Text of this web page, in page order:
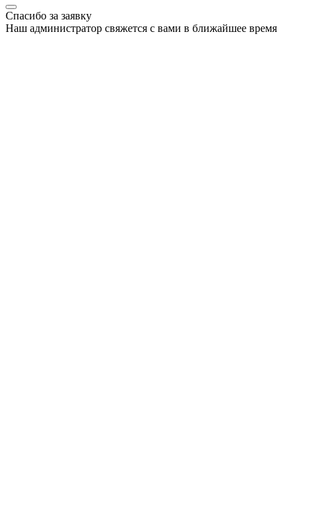
Спасибо за заявку
Наш администратор свяжется с вами в ближайшее время